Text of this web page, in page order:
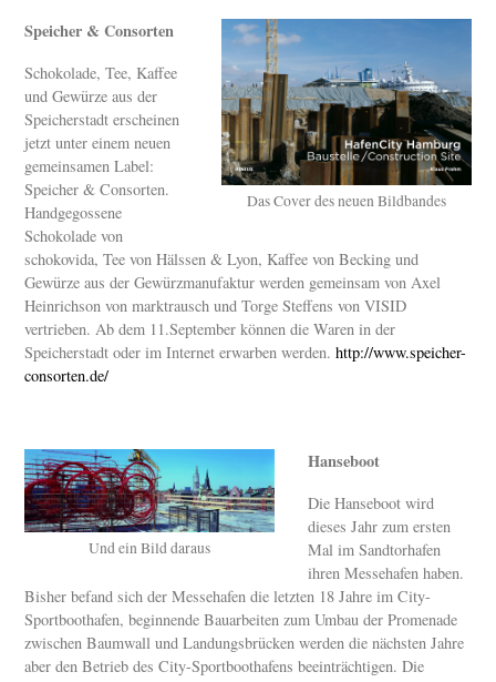
Das Cover des neuen Bildbandes
Speicher & Consorten
Schokolade, Tee, Kaffee
und Gewürze aus der
Speicherstadt erscheinen
jetzt unter einem neuen
gemeinsamen Label:
Speicher & Consorten.
Handgegossene
Schokolade von
schokovida, Tee von Hälssen & Lyon, Kaffee von Becking und
Gewürze aus der Gewürzmanufaktur werden gemeinsam von Axel
Heinrichson von marktrausch und Torge Steffens von VISID
vertrieben. Ab dem 11.September können die Waren in der
Speicherstadt oder im Internet erwarben werden.http://www.speicher-
consorten.de/
Und ein Bild daraus
Hanseboot
Die Hanseboot wird
dieses Jahr zum ersten
Mal im Sandtorhafen
ihren Messehafen haben.
Bisher befand sich der Messehafen die letzten 18 Jahre im City-
Sportboothafen, beginnende Bauarbeiten zum Umbau der Promenade
zwischen Baumwall und Landungsbrücken werden die nächsten Jahre
aber den Betrieb des City-Sportboothafens beeinträchtigen. Die